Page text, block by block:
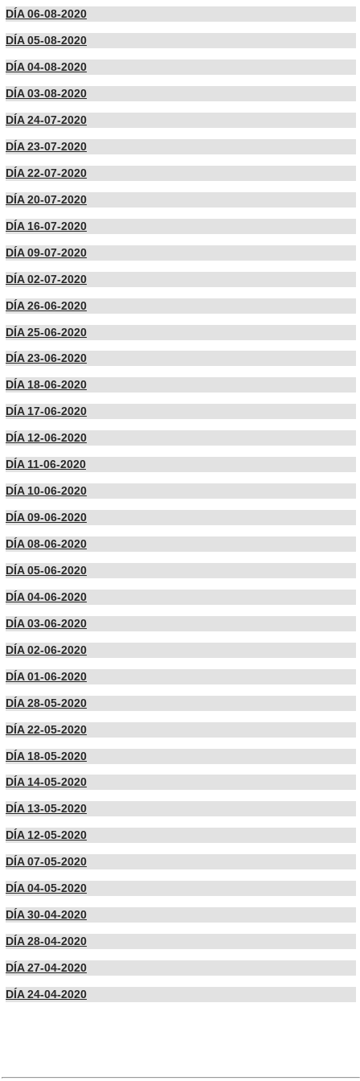
DÍA 06-08-2020
DÍA 05-08-2020
DÍA 04-08-2020
DÍA 03-08-2020
DÍA 24-07-2020
DÍA 23-07-2020
DÍA 22-07-2020
DÍA 20-07-2020
DÍA 16-07-2020
DÍA 09-07-2020
DÍA 02-07-2020
DÍA 26-06-2020
DÍA 25-06-2020
DÍA 23-06-2020
DÍA 18-06-2020
DÍA 17-06-2020
DÍA 12-06-2020
DÍA 11-06-2020
DÍA 10-06-2020
DÍA 09-06-2020
DÍA 08-06-2020
DÍA 05-06-2020
DÍA 04-06-2020
DÍA 03-06-2020
DÍA 02-06-2020
DÍA 01-06-2020
DÍA 28-05-2020
DÍA 22-05-2020
DÍA 18-05-2020
DÍA 14-05-2020
DÍA 13-05-2020
DÍA 12-05-2020
DÍA 07-05-2020
DÍA 04-05-2020
DÍA 30-04-2020
DÍA 28-04-2020
DÍA 27-04-2020
DÍA 24-04-2020